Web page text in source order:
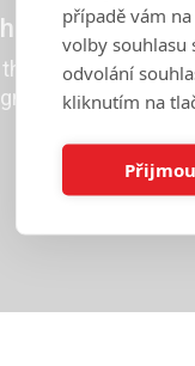
případě vám
volby souhlasu
odvolání
kliknutím na